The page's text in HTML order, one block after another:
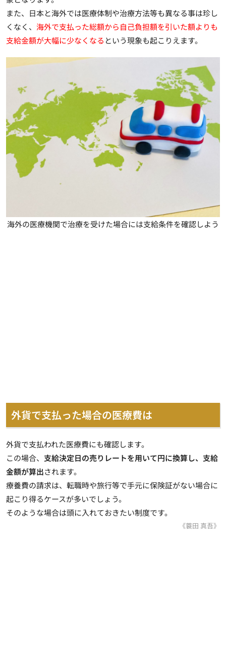
また、日本と海外では医療体制や治療方法等も異なる事は珍し
くなく、 海外で支払った総額から自己負担額を引いた額よりも
支給金額が大幅に少なくなる という現象も起こりえます。
海外の医療機関で治療を受けた場合には支給条件を確認しよう
外貨で支払った場合の医療費は
外貨で支払われた医療費にも確認します。
この場合、 支給決定日の売りレートを用いて円に換算し、支給
金額が算出されます。
療養費の請求は、転職時や旅行等で手元に保険証がない場合に
起こり得るケースが多いでしょう。
そのような場合は頭に入れておきたい制度です。
《蓑田 真吾》